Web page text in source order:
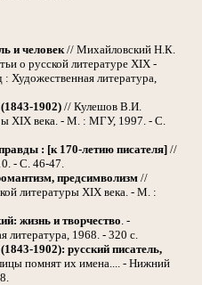
и человек // Михайловский Н.К.
о русской литературе XIX -
Художественная литература,
1902) // Кулешов В.И.
XIX века. - М. : МГУ, 1997. - С.
: [к 170-летию писателя] //
- С. 46-47.
предсимволизм //
литературы XIX века. - М. :
жизнь и творчество . -
литература, 1968. - 320 с.
1902): русский писатель,
помнят их имена.... - Нижний